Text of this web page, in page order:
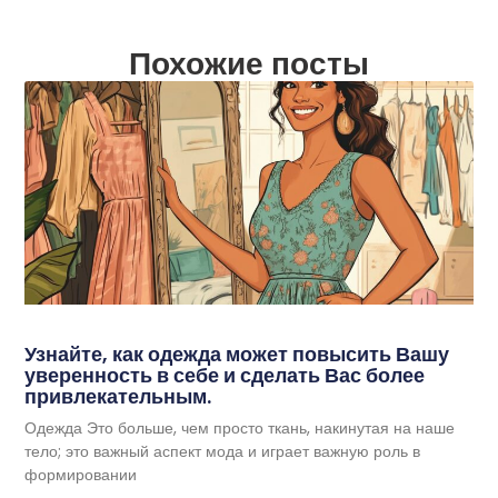
Похожие посты
Узнайте, как одежда может повысить Вашу
уверенность в себе и сделать Вас более
привлекательным.
Одежда Это больше, чем просто ткань, накинутая на наше
тело; это важный аспект мода и играет важную роль в
формировании